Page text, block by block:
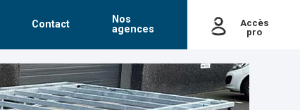
Contact
Nos
agences
Accès
pro
de passe oublié